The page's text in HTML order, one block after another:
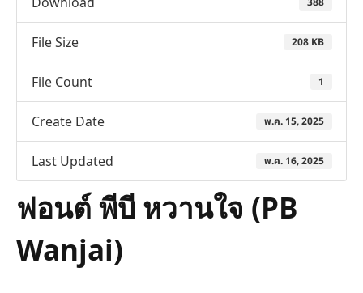
File Size 208 KB
File Count 1
Create Date พ.ค. 15, 2025
Last Updated พ.ค. 16, 2025
ฟอนต์ พีบี หวานใจ (PB
Wanjai)